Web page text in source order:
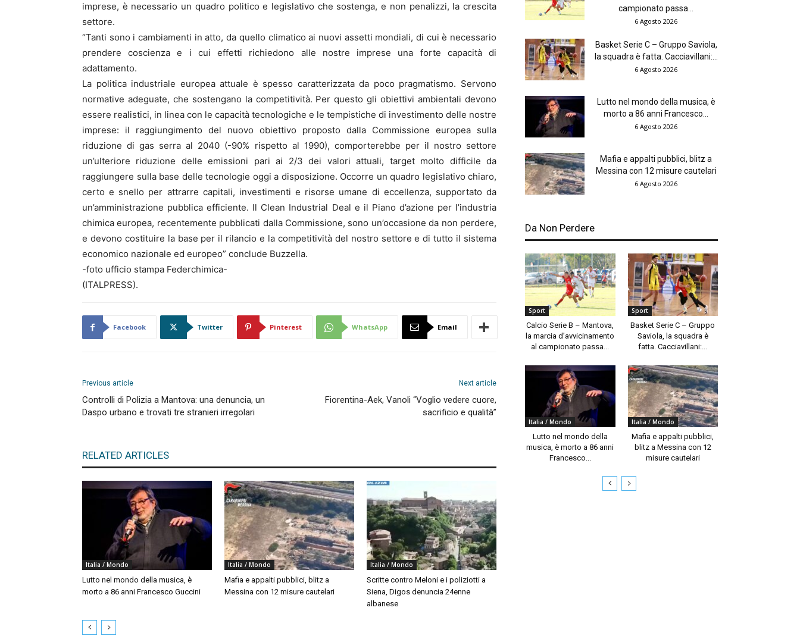
imprese, è necessario un quadro politico e legislativo che sostenga, e non penalizzi, la crescita
settore.
“Tanti sono i cambiamenti in atto, da quello climatico ai nuovi assetti mondiali, di cui è necessario
prendere coscienza e i cui effetti richiedono alle nostre imprese una forte capacità di
adattamento.
La politica industriale europea attuale è spesso caratterizzata da poco pragmatismo. Servono
normative adeguate, che sostengano la competitività. Per questo gli obiettivi ambientali devono
essere realistici, in linea con le capacità tecnologiche e le tempistiche di investimento delle nostre
imprese: il raggiungimento del nuovo obiettivo proposto dalla Commissione europea sulla
riduzione di gas serra al 2040 (-90% rispetto al 1990), comporterebbe per il nostro settore
un’ulteriore riduzione delle emissioni pari ai 2/3 dei valori attuali, target molto difficile da
raggiungere sulla base delle tecnologie oggi a disposizione. Occorre un quadro legislativo chiaro,
certo e snello per attrarre capitali, investimenti e risorse umane di eccellenza, supportato da
un’amministrazione pubblica efficiente. Il Clean Industrial Deal e il Piano d’azione per l’industria
chimica europea, recentemente pubblicati dalla Commissione, sono un’occasione da non perdere,
e devono costituire la base per il rilancio e la competitività del nostro settore e di tutto il sistema
economico nazionale ed europeo” conclude Buzzella.
-foto ufficio stampa Federchimica-
(ITALPRESS).
Facebook Twitter Pinterest WhatsApp Email
Previous article
Controlli di Polizia a Mantova: una denuncia, un
Daspo urbano e trovati tre stranieri irregolari
Next article
Fiorentina-Aek, Vanoli “Voglio vedere cuore,
sacrificio e qualità”
RELATED ARTICLES
Italia / Mondo
Lutto nel mondo della musica, è
morto a 86 anni Francesco Guccini
Italia / Mondo
Mafia e appalti pubblici, blitz a
Messina con 12 misure cautelari
Italia / Mondo
Scritte contro Meloni e i poliziotti a
Siena, Digos denuncia 24enne
albanese
campionato passa...
6 Agosto 2026
Basket Serie C – Gruppo Saviola,
la squadra è fatta. Cacciavillani:...
6 Agosto 2026
Lutto nel mondo della musica, è
morto a 86 anni Francesco...
6 Agosto 2026
Mafia e appalti pubblici, blitz a
Messina con 12 misure cautelari
6 Agosto 2026
Da Non Perdere
Sport
Calcio Serie B – Mantova,
la marcia d’avvicinamento
al campionato passa...
Sport
Basket Serie C – Gruppo
Saviola, la squadra è
fatta. Cacciavillani:...
Italia / Mondo
Lutto nel mondo della
musica, è morto a 86 anni
Francesco...
Italia / Mondo
Mafia e appalti pubblici,
blitz a Messina con 12
misure cautelari